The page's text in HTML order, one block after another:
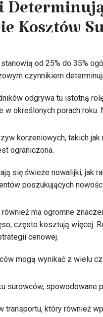
Kosztów
od 25% do 35%
czynnikiem
odgrywa tu istotną
w określonych porach roku.
korzeniowych, takich
ograniczona.
się świeże nowalijki, jak
poszukujących
ma ogromne
często kosztują więcej.
cenowej.
mogą wynikać z wielu
surowców, spowodowane
transportu, który również